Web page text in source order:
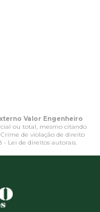
Valor Engenheiro
ou total, mesmo citando
de violação de direito
- Lei de direitos autorais.